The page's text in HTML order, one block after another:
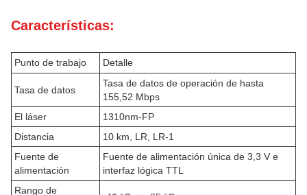
Características:
Punto de trabajo Detalle
Tasa de datos
Tasa de datos de operación de hasta
155,52 Mbps
El láser
1310nm-FP
Distancia
10 km, LR, LR-1
Fuente de
alimentación
Fuente de alimentación única de 3,3 V e
interfaz lógica TTL
Rango de